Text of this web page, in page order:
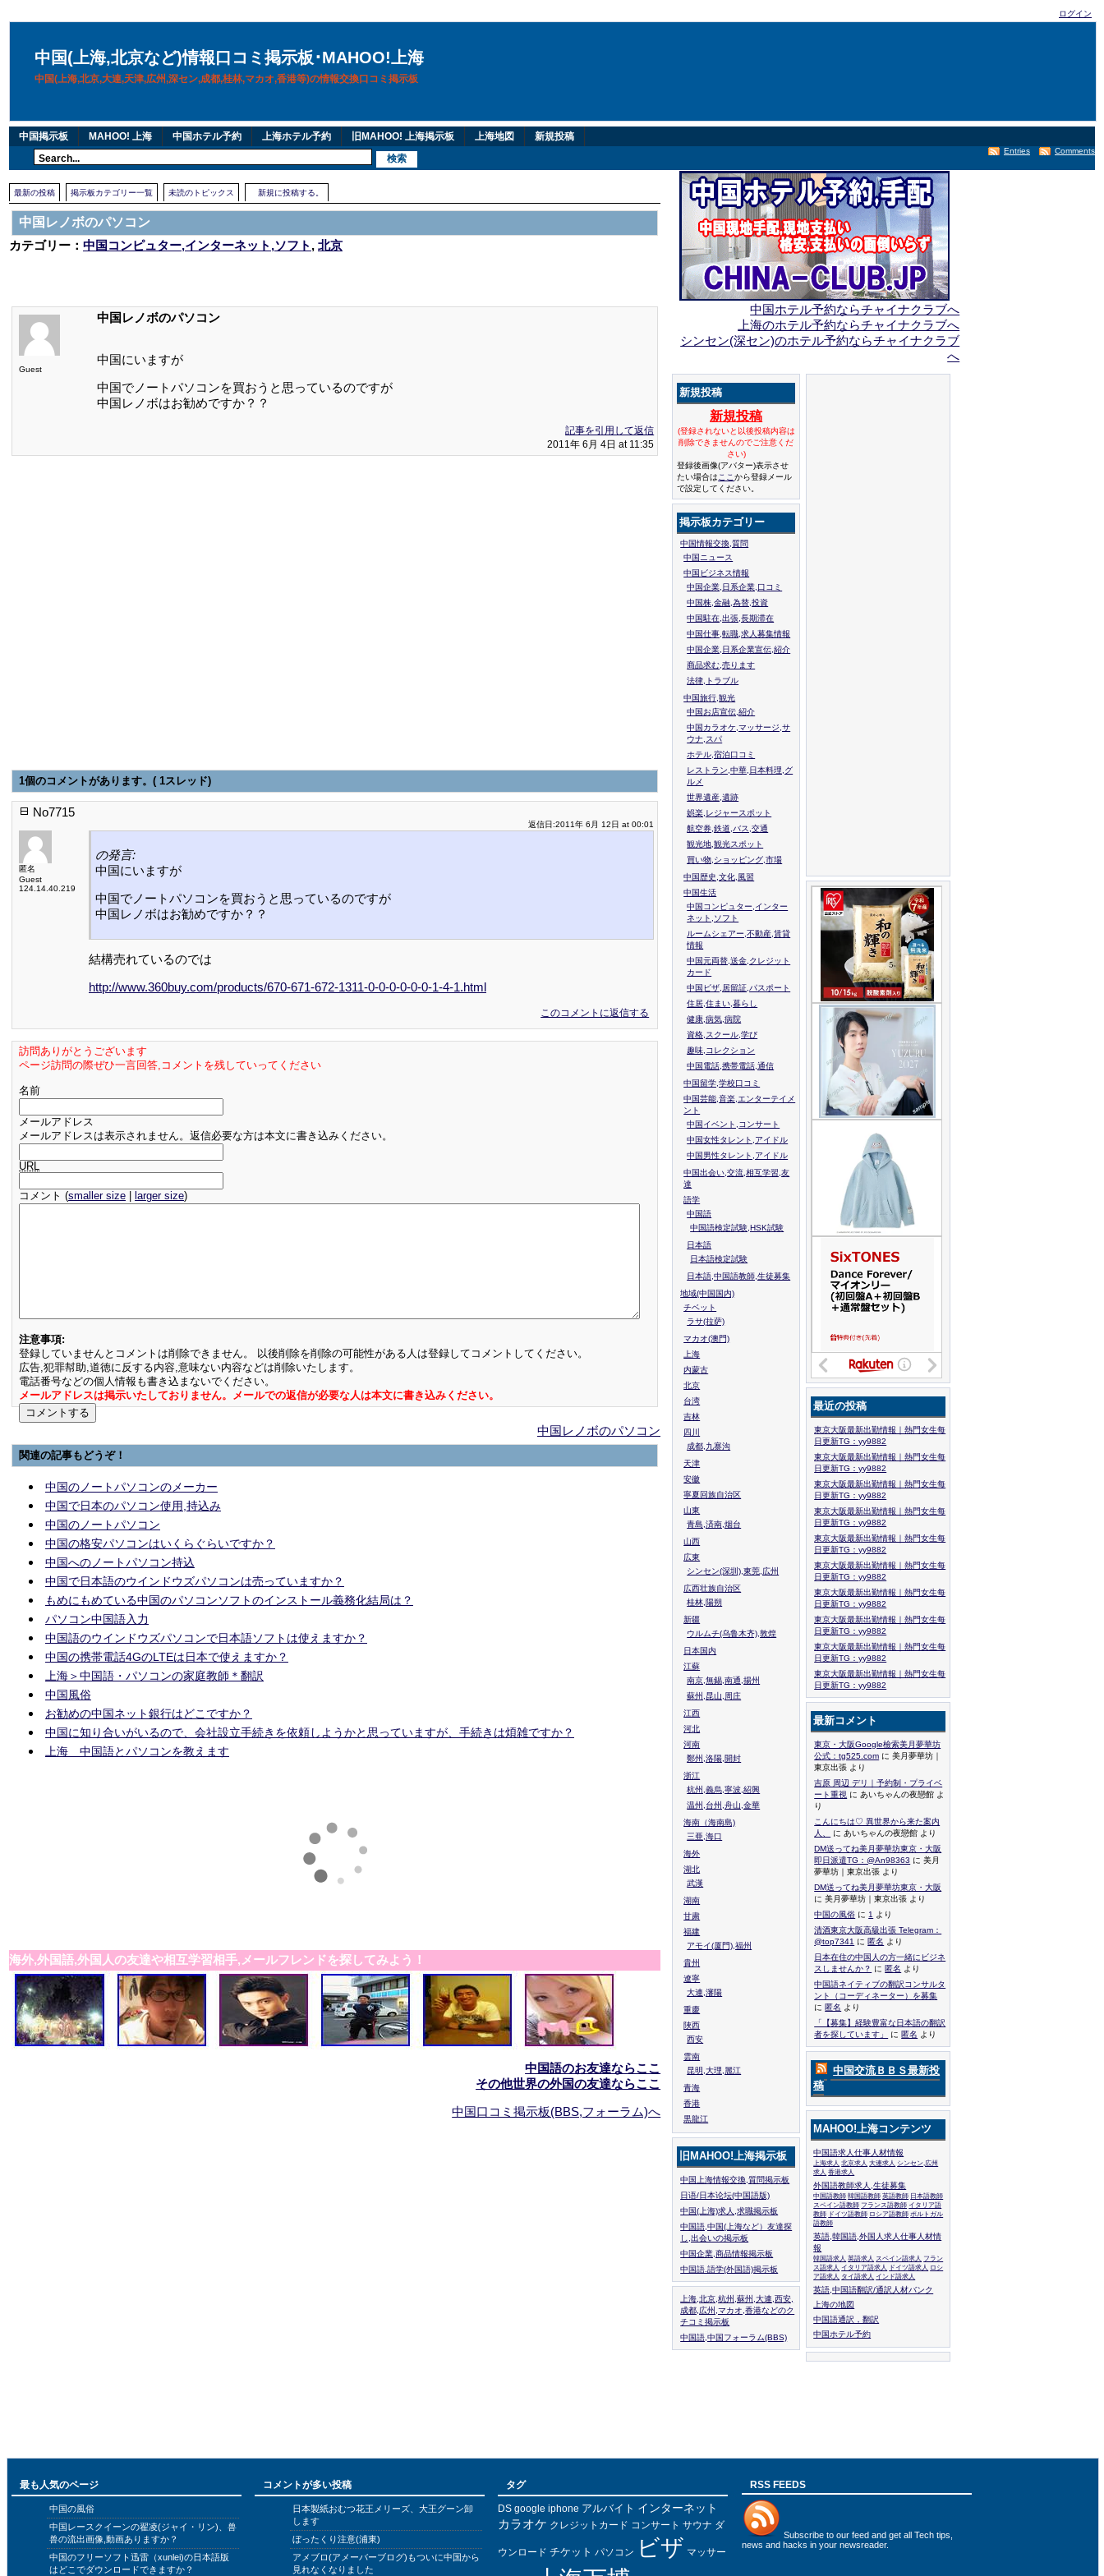
ログイン
中国(上海,北京など)情報口コミ掲示板･MAHOO!上海
中国(上海,北京,大連,天津,広州,深セン,成都,桂林,マカオ,香港等)の情報交換口コミ掲示板
中国掲示板 MAHOO! 上海 中国ホテル予約 上海ホテル予約 旧MAHOO! 上海掲示板 上海地図 新規投稿
Comments
Entries
最新の投稿 掲示板カテゴリー一覧 未読のトピックス 新規に投稿する。
中国レノボのパソコン
カテゴリー： 中国コンピュター,インターネット,ソフト , 北京
Guest
中国レノボのパソコン
中国にいますが
中国でノートパソコンを買おうと思っているのですが
中国レノボはお勧めですか？？
記事を引用して返信
2011年 6月 4日 at 11:35
1個のコメントがあります。( 1スレッド)
No7715
返信日:2011年 6月 12日 at 00:01
匿名
Guest
124.14.40.219
の発言:
中国にいますが
中国でノートパソコンを買おうと思っているのですが
中国レノボはお勧めですか？？
結構売れているのでは
http://www.360buy.com/products/670-671-672-1311-0-0-0-0-0-0-1-4-1.html
このコメントに返信する
訪問ありがとうございます
ページ訪問の際ぜひ一言回答,コメントを残していってください
名前
メールアドレス
メールアドレスは表示されません。返信必要な方は本文に書き込みください。
URL
コメント (smaller size larger size)
注意事項:
登録していませんとコメントは削除できません。 以後削除を削除の可能性がある人は登録してコメントしてください。
広告,犯罪幇助,道徳に反する内容,意味ない内容などは削除いたします。
電話番号などの個人情報も書き込まないでください。
メールアドレスは掲示いたしておりません。メールでの返信が必要な人は本文に書き込みください。
中国レノボのパソコン
関連の記事もどうぞ！
中国のノートパソコンのメーカー
中国で日本のパソコン使用,持込み
中国のノートパソコン
中国の格安パソコンはいくらぐらいですか？
中国へのノートパソコン持込
中国で日本語のウインドウズパソコンは売っていますか？
もめにもめている中国のパソコンソフトのインストール義務化結局は？
パソコン中国語入力
中国語のウインドウズパソコンで日本語ソフトは使えますか？
中国の携帯電話4GのLTEは日本で使えますか？
上海＞中国語・パソコンの家庭教師＊翻訳
中国風俗
お勧めの中国ネット銀行はどこですか？
中国に知り合いがいるので、会社設立手続きを依頼しようかと思っていますが、手続きは煩雑ですか？
上海 中国語とパソコンを教えます
海外,外国語,外国人の友達や相互学習相手,メールフレンドを探してみよう！
中国語のお友達ならここ
その他世界の外国の友達ならここ
中国口コミ掲示板(BBS,フォーラム)へ
中国ホテル予約ならチャイナクラブへ
上海のホテル予約ならチャイナクラブへ
シンセン(深セン)のホテル予約ならチャイナクラブ
へ
新規投稿
新規投稿
(登録されないと以後投稿内容は
削除できませんのでご注意くだ
さい)
登録後画像(アバター)表示させ
たい場合は ここから登録メール
で設定してください。
掲示板カテゴリー
中国情報交換,質問
中国ニュース
中国ビジネス情報
中国企業,日系企業,口コミ
中国株,金融,為替,投資
中国駐在,出張,長期滞在
中国仕事,転職,求人募集情報
中国企業,日系企業宣伝,紹介
商品求む,売ります
法律,トラブル
中国旅行,観光
中国お店宣伝,紹介
中国カラオケ,マッサージ,サ
ウナ,スパ
ホテル,宿泊口コミ
レストラン,中華,日本料理,グ
ルメ
世界遺産,遺跡
娯楽,レジャースポット
航空券,鉄道,バス,交通
観光地,観光スポット
買い物,ショッピング,市場
中国歴史,文化,風習
中国生活
中国コンピュター,インター
ネット,ソフト
ルームシェアー,不動産,賃貸
情報
中国元両替,送金,クレジット
カード
中国ビザ,居留証,パスポート
住居,住まい,暮らし
健康,病気,病院
資格,スクール,学び
趣味,コレクション
中国電話,携帯電話,通信
中国留学,学校口コミ
中国芸能,音楽,エンターテイメ
ント
中国イベント,コンサート
中国女性タレント,アイドル
中国男性タレント,アイドル
中国出会い,交流,相互学習,友
達
語学
中国語
中国語検定試験,HSK試験
日本語
日本語検定試験
日本語,中国語教師,生徒募集
地域(中国国内)
チベット
ラサ(拉萨)
マカオ(澳門)
上海
内蒙古
北京
台湾
吉林
四川
成都,九寨沟
天津
安徽
寧夏回族自治区
山東
青島,済南,烟台
山西
広東
シンセン(深圳),東莞,広州
広西壮族自治区
桂林,陽朔
新疆
ウルムチ(乌鲁木齐),敦煌
日本国内
江蘇
南京,無錫,南通,揚州
蘇州,昆山,周庄
江西
河北
河南
鄭州,洛陽,開封
浙江
杭州,義烏,寧波,紹興
温州,台州,舟山,金華
海南（海南島)
三亜,海口
海外
湖北
武漢
湖南
甘粛
福建
アモイ(厦門),福州
貴州
遼寧
大連,瀋陽
重慶
陜西
西安
雲南
昆明,大理,麗江
青海
香港
黒龍江
旧MAHOO!上海掲示板
中国上海情報交換,質問掲示板
日语/日本论坛(中国語版)
中国(上海)求人,求職掲示板
中国語,中国(上海など）友達探
し,出会いの掲示板
中国企業,商品情報掲示板
中国語.語学(外国語)掲示板
上海,北京,杭州,蘇州,大連,西安,
成都,広州,マカオ,香港などのク
チコミ掲示板
中国語,中国フォーラム(BBS)
最近の投稿
東京大阪最新出勤情報｜熱門女生每
日更新TG：yy9882
東京大阪最新出勤情報｜熱門女生每
日更新TG：yy9882
東京大阪最新出勤情報｜熱門女生每
日更新TG：yy9882
東京大阪最新出勤情報｜熱門女生每
日更新TG：yy9882
東京大阪最新出勤情報｜熱門女生每
日更新TG：yy9882
東京大阪最新出勤情報｜熱門女生每
日更新TG：yy9882
東京大阪最新出勤情報｜熱門女生每
日更新TG：yy9882
東京大阪最新出勤情報｜熱門女生每
日更新TG：yy9882
東京大阪最新出勤情報｜熱門女生每
日更新TG：yy9882
東京大阪最新出勤情報｜熱門女生每
日更新TG：yy9882
最新コメント
東京・大阪Google檢索美月夢華坊
公式：tg525.com に 美月夢華坊｜
東京出張 より
吉原 周辺 デリ｜予約制・プライベ
ート重視 に あいちゃんの夜戀館 よ
り
こんにちは♡ 異世界から来た案内
人、
に あいちゃんの夜戀館 より
DM送ってね美月夢華坊東京・大阪
即日派遣TG：@An98363 に 美月
夢華坊｜東京出張 より
DM送ってね美月夢華坊東京・大阪
に 美月夢華坊｜東京出張 より
中国の風俗 に 1
より
清酒東京大阪高級出張 Telegram：
@top7341 に 匿名 より
日本在住の中国人の方一緒にビジネ
スしませんか？ に 匿名 より
中国語ネイティブの翻訳コンサルタ
ント（コーディネーター）を募集
に 匿名 より
「【募集】経験豊富な日本語の翻訳
者を探しています」
に 匿名 より
中国交流ＢＢＳ最新投
稿
MAHOO!上海コンテンツ
中国語求人仕事人材情報
上海求人 北京求人 大連求人 シンセン,広州
求人 香港求人
外国語教師求人,生徒募集
中国語教師 韓国語教師 英語教師 日本語教師
スペイン語教師 フランス語教師 イタリア語
教師 ドイツ語教師 ロシア語教師 ポルトガル
語教師
英語,韓国語,外国人求人仕事人材情
報
韓国語求人 英語求人 スペイン語求人 フラン
ス語求人 イタリア語求人 ドイツ語求人 ロシ
ア語求人 タイ語求人 インド語求人
英語,中国語翻訳/通訳人材バンク
上海の地図
中国語通訳，翻訳
中国ホテル予約
最も人気のページ
中国の風俗
中国レースクイーンの翟凌(ジャイ・リン)、兽
兽の流出画像,動画ありますか？
中国のフリーソフト迅雷（xunlei)の日本語版
はどこでダウンロードできますか？
コメントが多い投稿
日本製紙おむつ花王メリーズ、大王グーン卸
します
ぼったくり注意(浦東)
アメブロ(アメーバーブログ)もついに中国から
見れなくなりました
タグ
DS google iphone アルバイト インターネット
カラオケ クレジットカード コンサート サウナ ダ
ウンロード チケット パソコン ビザ マッサー
RSS FEEDS
Subscribe to our feed and get all Tech tips,
news and hacks in your newsreader.